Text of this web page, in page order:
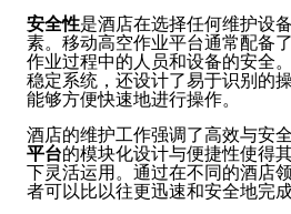
安全性是酒店在选择任何维护设
素。移动高空作业平台通常配备
作业过程中的人员和设备的安全
稳定系统，还设计了易于识别的
能够方便快速地进行操作。
酒店的维护工作强调了高效与安
平台的模块化设计与便捷性使得
下灵活运用。通过在不同的酒店
者可以比以往更迅速和安全地完